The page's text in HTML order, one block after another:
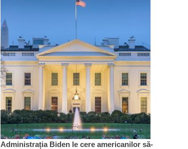
Administrația Biden le cere americanilor să-